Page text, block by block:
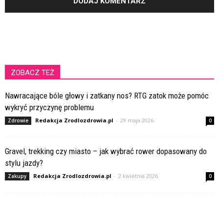
ZOBACZ TEŻ
Nawracające bóle głowy i zatkany nos? RTG zatok może pomóc
wykryć przyczynę problemu
Zdrowie Redakcja Zrodlozdrowia.pl - 29 maja 2026 0
Gravel, trekking czy miasto – jak wybrać rower dopasowany do
stylu jazdy?
Zakupy Redakcja Zrodlozdrowia.pl - 2 kwietnia 2026 0